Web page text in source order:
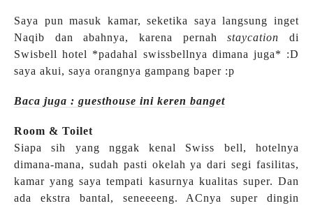
Saya pun masuk kamar, seketika saya langsung inget
Naqib dan abahnya, karena pernahstaycation di
Swisbell hotel *padahal swissbellnya dimana juga* :D
saya akui, saya orangnya gampang baper :p
Baca juga : guesthouse ini keren banget
Room & Toilet
Siapa sih yang nggak kenal Swiss bell, hotelnya
dimana-mana, sudah pasti okelah ya dari segi fasilitas,
kamar yang saya tempati kasurnya kualitas super. Dan
ada ekstra bantal, seneeeeng. ACnya super dingin